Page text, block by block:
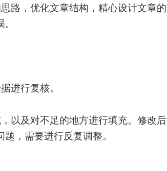
路，优化文章结构，精心设计文章的
进行复核。
以及对不足的地方进行填充。修改后
，需要进行反复调整。